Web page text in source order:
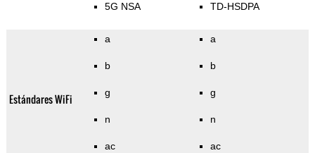
5G NSA TD-HSDPA
Estándares WiFi
a
b
g
n
ac
a
b
g
n
ac